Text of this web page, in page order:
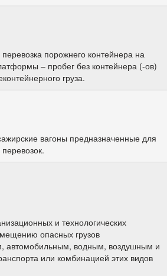
порожнего контейнера на
– пробег без контейнера (-ов)
груза.
вагоны предназначенные для
и технологических
опасных грузов
автомобильным, водным, воздушным и
или комбинацией этих видов